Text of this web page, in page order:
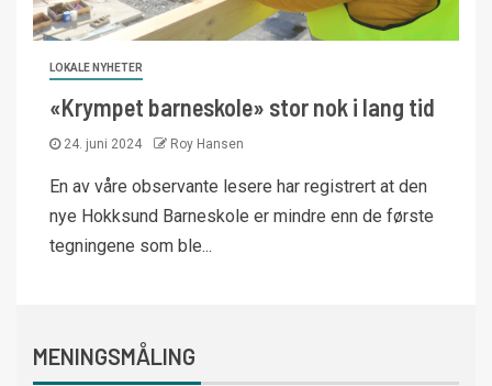
LOKALE NYHETER
«Krympet barneskole» stor nok i lang tid
24. juni 2024 Roy Hansen
En av våre observante lesere har registrert at den
nye Hokksund Barneskole er mindre enn de første
tegningene som ble...
MENINGSMÅLING